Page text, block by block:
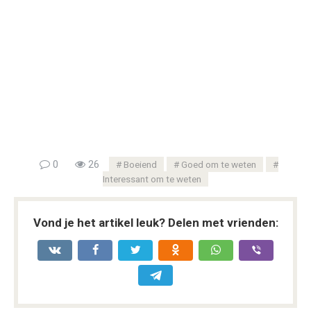
0 26 Boeiend
Goed om te weten
Interessant om te weten
Vond je het artikel leuk? Delen met vrienden: